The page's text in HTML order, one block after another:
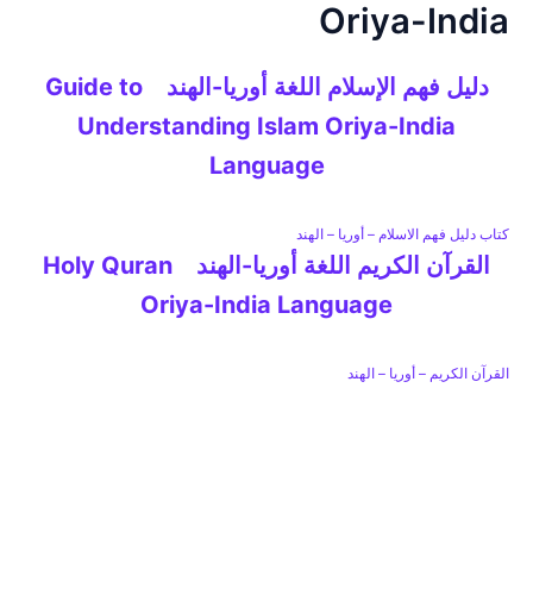
تخطيOriya-India
دليل فهم الإسلام اللغة أوريا-الهند Guide to
Understanding Islam Oriya-India
Language
كتاب دليل فهم الاسلام – أوريا – الهند
القرآن الكريم اللغة أوريا-الهند Holy Quran
Oriya-India Language
القرآن الكريم – أوريا – الهند